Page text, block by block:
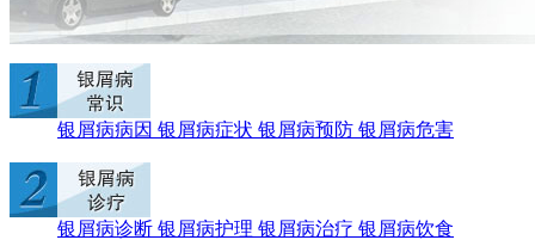
银屑病病因 银屑病症状 银屑病预防 银屑病危害
银屑病诊断 银屑病护理 银屑病治疗 银屑病饮食